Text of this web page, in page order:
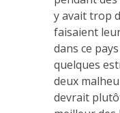
y avait trop
faisaient
dans ce
quelques
deux
devrait